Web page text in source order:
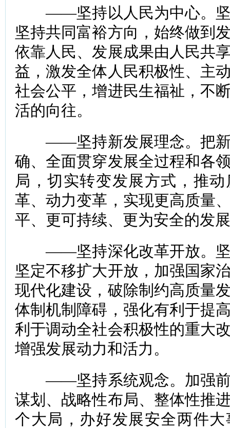
——坚持以人民为中心。坚
坚持共同富裕方向，始终做到
依靠人民、发展成果由人民共
益，激发全体人民积极性、主
社会公平，增进民生福祉，不
活的向往。
——坚持新发展理念。把新
确、全面贯穿发展全过程和各
局，切实转变发展方式，推
革、动力变革，实现更高质量
平、更可持续、更为安全的发
——坚持深化改革开放。坚
坚定不移扩大开放，加强国家
现代化建设，破除制约高质量
体制机制障碍，强化有利于提
利于调动全社会积极性的重大
增强发展动力和活力。
——坚持系统观念。加强前
谋划、战略性布局、整体性推
个大局，办好发展安全两件